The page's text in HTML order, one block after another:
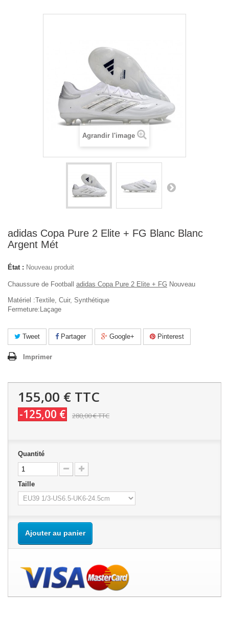
Agrandir l'image
adidas Copa Pure 2 Elite + FG Blanc Blanc
Argent Mét
État : Nouveau produit
Chaussure de Football adidas Copa Pure 2 Elite + FG Nouveau
Matériel :Textile, Cuir, Synthétique
Fermeture:Laçage
Tweet Partager Google+ Pinterest
Imprimer
155,00 € TTC
-125,00 € 280,00 €TTC
Quantité
Taille
Ajouter au panier